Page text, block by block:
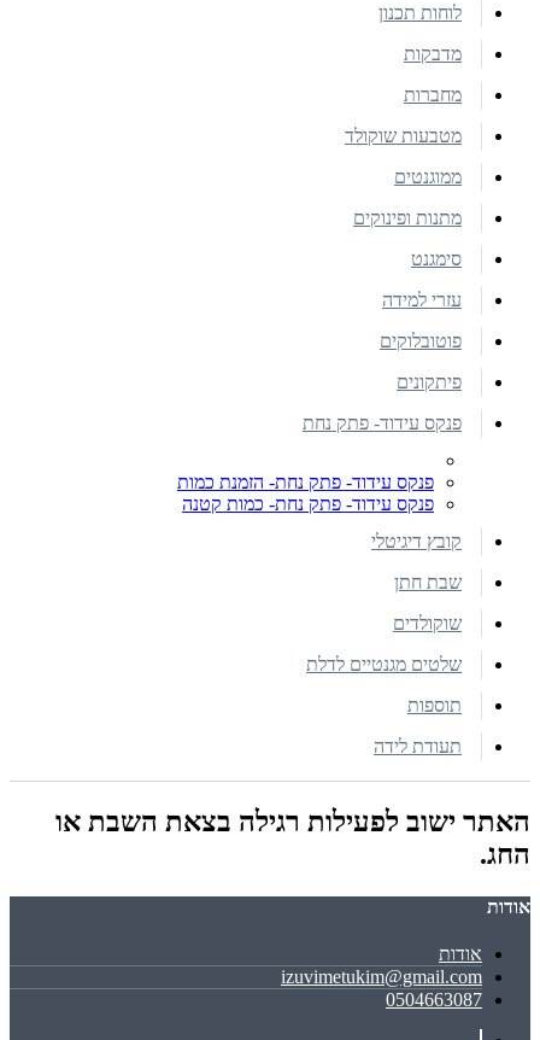
לוחות תכנון
מדבקות
מחברות
מטבעות שוקולד
ממוגנטים
מתנות ופינוקים
סימגנט
עזרי למידה
פוטובלוקים
פיתקונים
פנקס עידוד- פתק נחת
פנקס עידוד- פתק נחת- הזמנת כמות
פנקס עידוד- פתק נחת- כמות קטנה
קובץ דיגיטלי
שבת חתן
שוקולדים
שלטים מגנטיים לדלת
תוספות
תעודת לידה
האתר ישוב לפעילות רגילה בצאת השבת או
החג.
אודות
אודות
izuvimetukim@gmail.com
0504663087